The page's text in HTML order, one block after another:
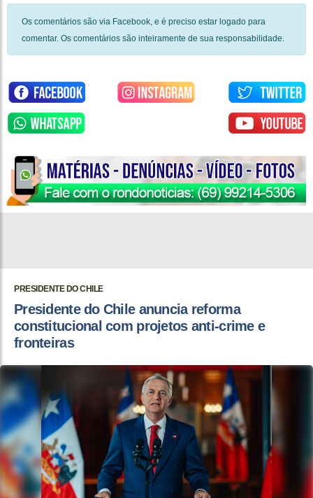
Os comentários são via Facebook, e é preciso estar logado para
comentar. Os comentários são inteiramente de sua responsabilidade.
PRESIDENTE DO CHILE
Presidente do Chile anuncia reforma
constitucional com projetos anti-crime e
fronteiras